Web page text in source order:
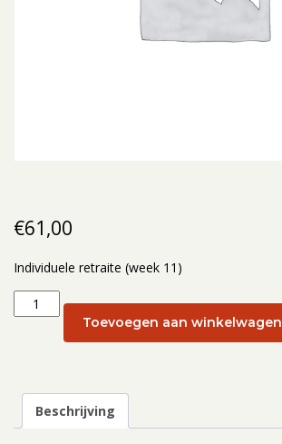
€61,00
Individuele retraite (week 11)
Individuele
retraite
maart
aantal
Toevoegen aan winkelwagen
Beschrijving